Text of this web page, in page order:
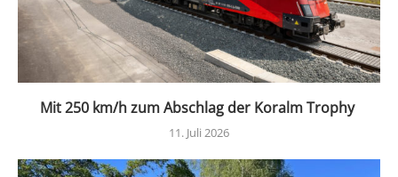
Mit 250 km/h zum Abschlag der Koralm Trophy
11. Juli 2026